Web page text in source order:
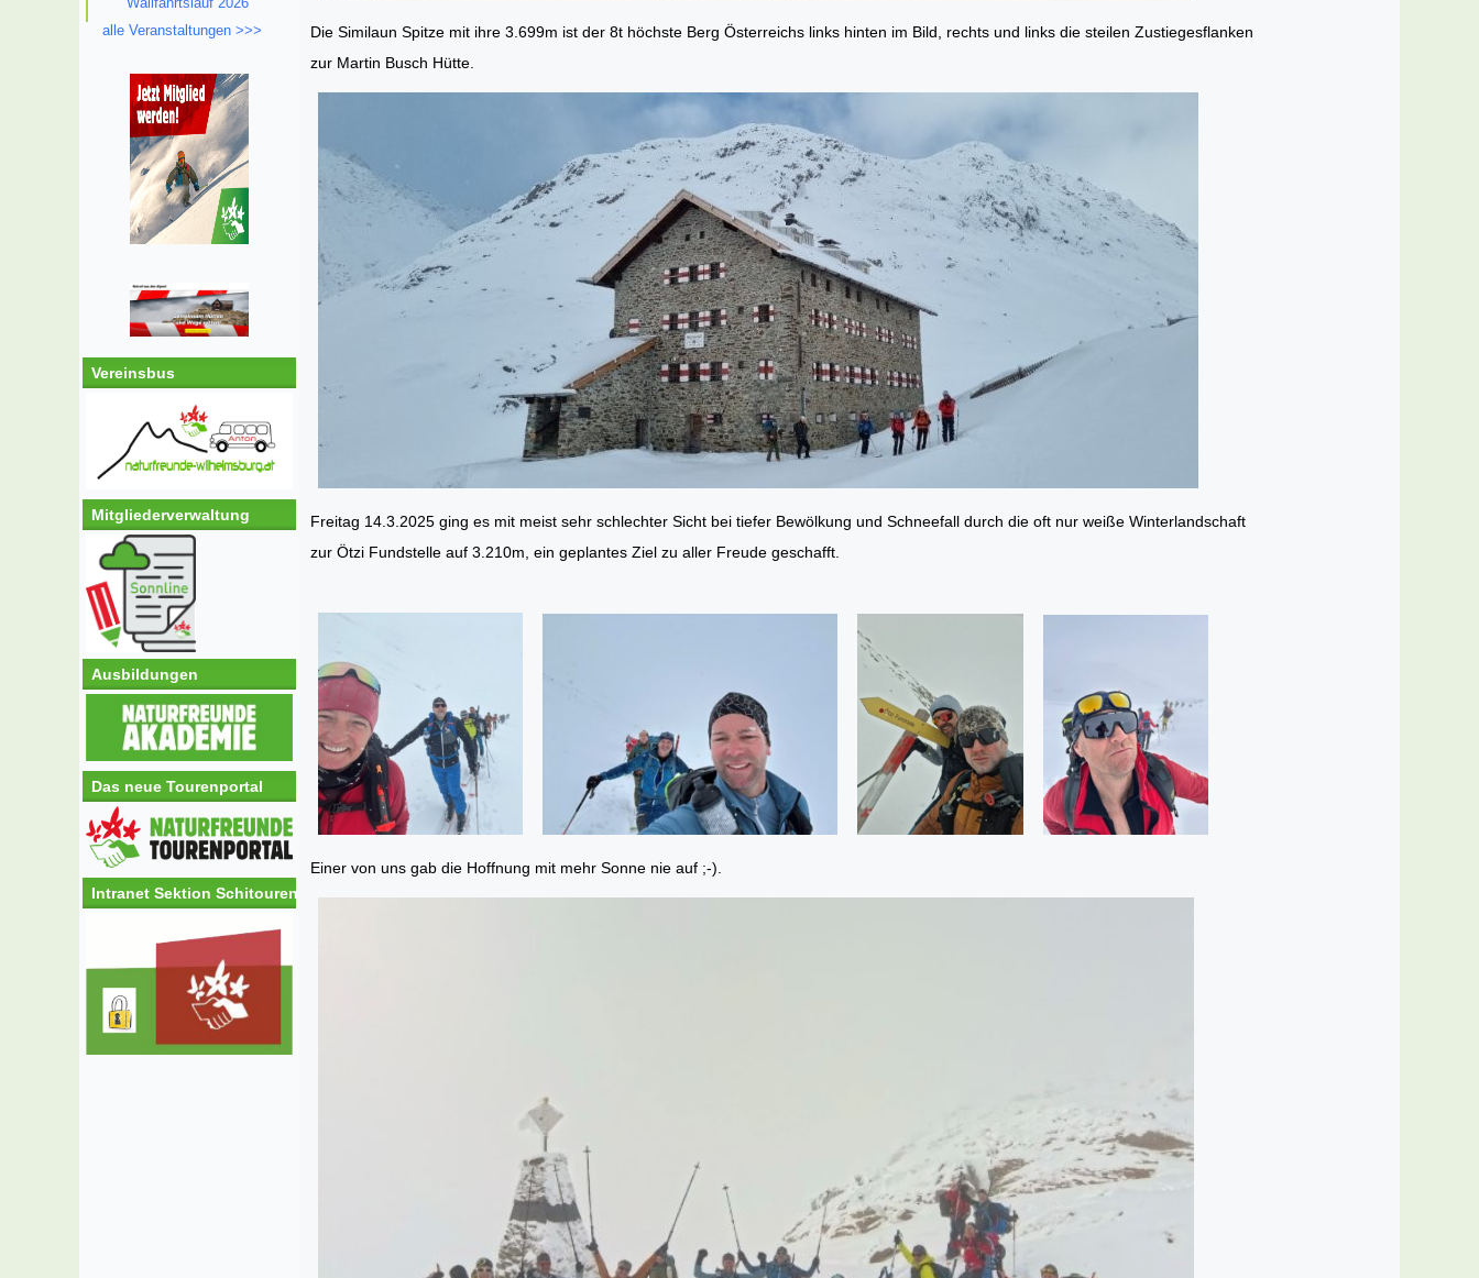
alle Veranstaltungen >>>
Vereinsbus
Mitgliederverwaltung
Ausbildungen
Das neue Tourenportal
Intranet Sektion Schitouren
Die Similaun Spitze mit ihre 3.699m ist der 8t höchste Berg Österreichs links hinten im Bild, rechts und links die steilen Zustiegesflanken
zur Martin Busch Hütte.
Freitag 14.3.2025 ging es mit meist sehr schlechter Sicht bei tiefer Bewölkung und Schneefall durch die oft nur weiße Winterlandschaft
zur Ötzi Fundstelle auf 3.210m, ein geplantes Ziel zu aller Freude geschafft.
Einer von uns gab die Hoffnung mit mehr Sonne nie auf ;-).